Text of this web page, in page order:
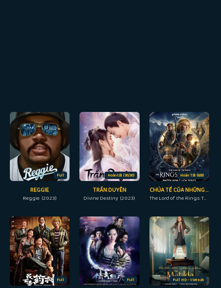
Full
REGGIE
Reggie (2023)
Hoàn tất (36/36)
TRẦN DUYÊN
Divine Destiny (2023)
Hoàn Tất (8/8)
CHÚA TỂ CỦA NHỮNG CHIẾC NHẪN: NHỮNG CHIẾC NHẪN QUYỀN NĂNG
The Lord of the Rings: The Rings of Power (2022)
Full Full Full HD - Vietsub